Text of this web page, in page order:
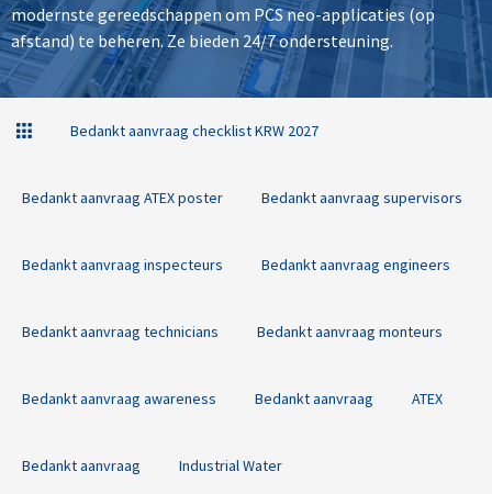
modernste gereedschappen om PCS neo-applicaties (op
afstand) te beheren. Ze bieden 24/7 ondersteuning.
Bedankt aanvraag checklist KRW 2027
Bedankt aanvraag ATEX poster Bedankt aanvraag supervisors
Bedankt aanvraag inspecteurs Bedankt aanvraag engineers
Bedankt aanvraag technicians Bedankt aanvraag monteurs
Bedankt aanvraag awareness Bedankt aanvraag ATEX
Bedankt aanvraag Industrial Water